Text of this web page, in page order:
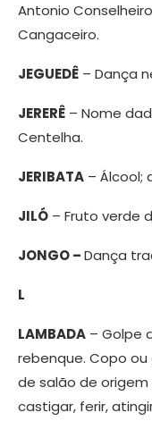
Antonio
Cangaceiro.
JEGUEDÊ – Dança
JERERÊ – Nome
Centelha.
JERIBATA – Álcool;
JILÓ – Fruto verde
JONGO –Dança
L
LAMBADA – Golpe
rebenque. Copo
de salão de
castigar, ferir,